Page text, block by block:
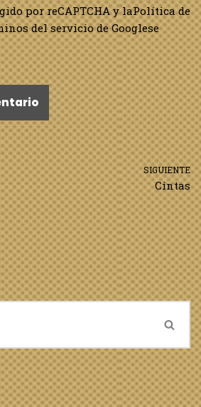
por reCAPTCHA y laPolítica de
del servicio de Googlese
SIGUIENTE
Cintas